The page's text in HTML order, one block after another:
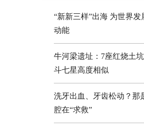
“新新三样”出海 为世界发
动能
牛河梁遗址：7座红烧土
斗七星高度相似
洗牙出血、牙齿松动？那
腔在“求救”